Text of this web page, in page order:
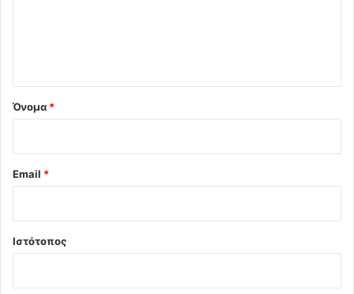
Όνομα *
Email *
Ιστότοπος